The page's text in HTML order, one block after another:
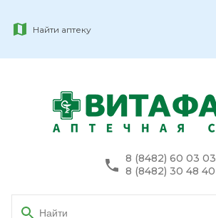
Найти аптеку
8 (8482) 60 03 03
8 (8482) 30 48 40